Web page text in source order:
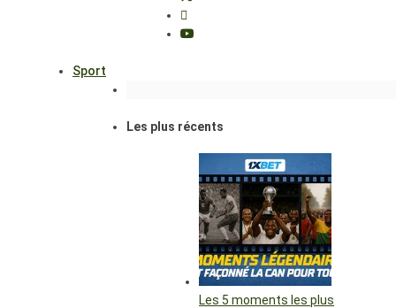
Sport
Les plus récents
Les 5 moments les plus